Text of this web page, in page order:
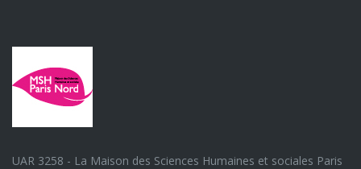
UAR 3258 - La Maison des Sciences Humaines et sociales Paris